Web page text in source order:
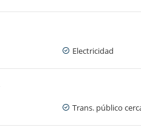
Electricidad
Trans. público